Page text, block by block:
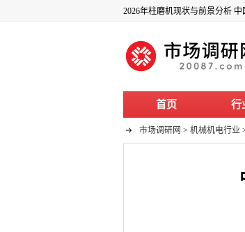
2026年柱磨机现状与前景分析 中
首页 行
市场调研网 > 机械机电行业